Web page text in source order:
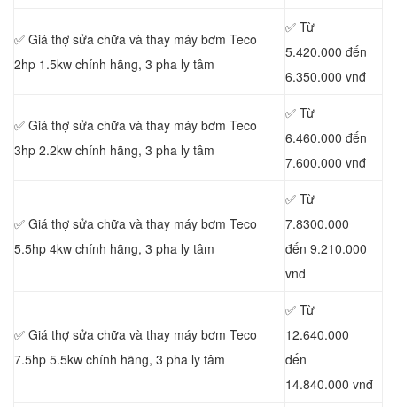
✅ Giá thợ sửa chữa và thay máy bơm Teco
2hp 1.5kw chính hãng, 3 pha ly tâm
✅ Từ
5.420.000 đến
6.350.000 vnđ
✅ Giá thợ sửa chữa và thay máy bơm Teco
3hp 2.2kw chính hãng, 3 pha ly tâm
✅ Từ
6.460.000 đến
7.600.000 vnđ
✅ Giá thợ sửa chữa và thay máy bơm Teco
5.5hp 4kw chính hãng, 3 pha ly tâm
✅ Từ
7.8300.000
đến 9.210.000
vnđ
✅ Giá thợ sửa chữa và thay máy bơm Teco
7.5hp 5.5kw chính hãng, 3 pha ly tâm
✅ Từ
12.640.000
đến
14.840.000 vnđ